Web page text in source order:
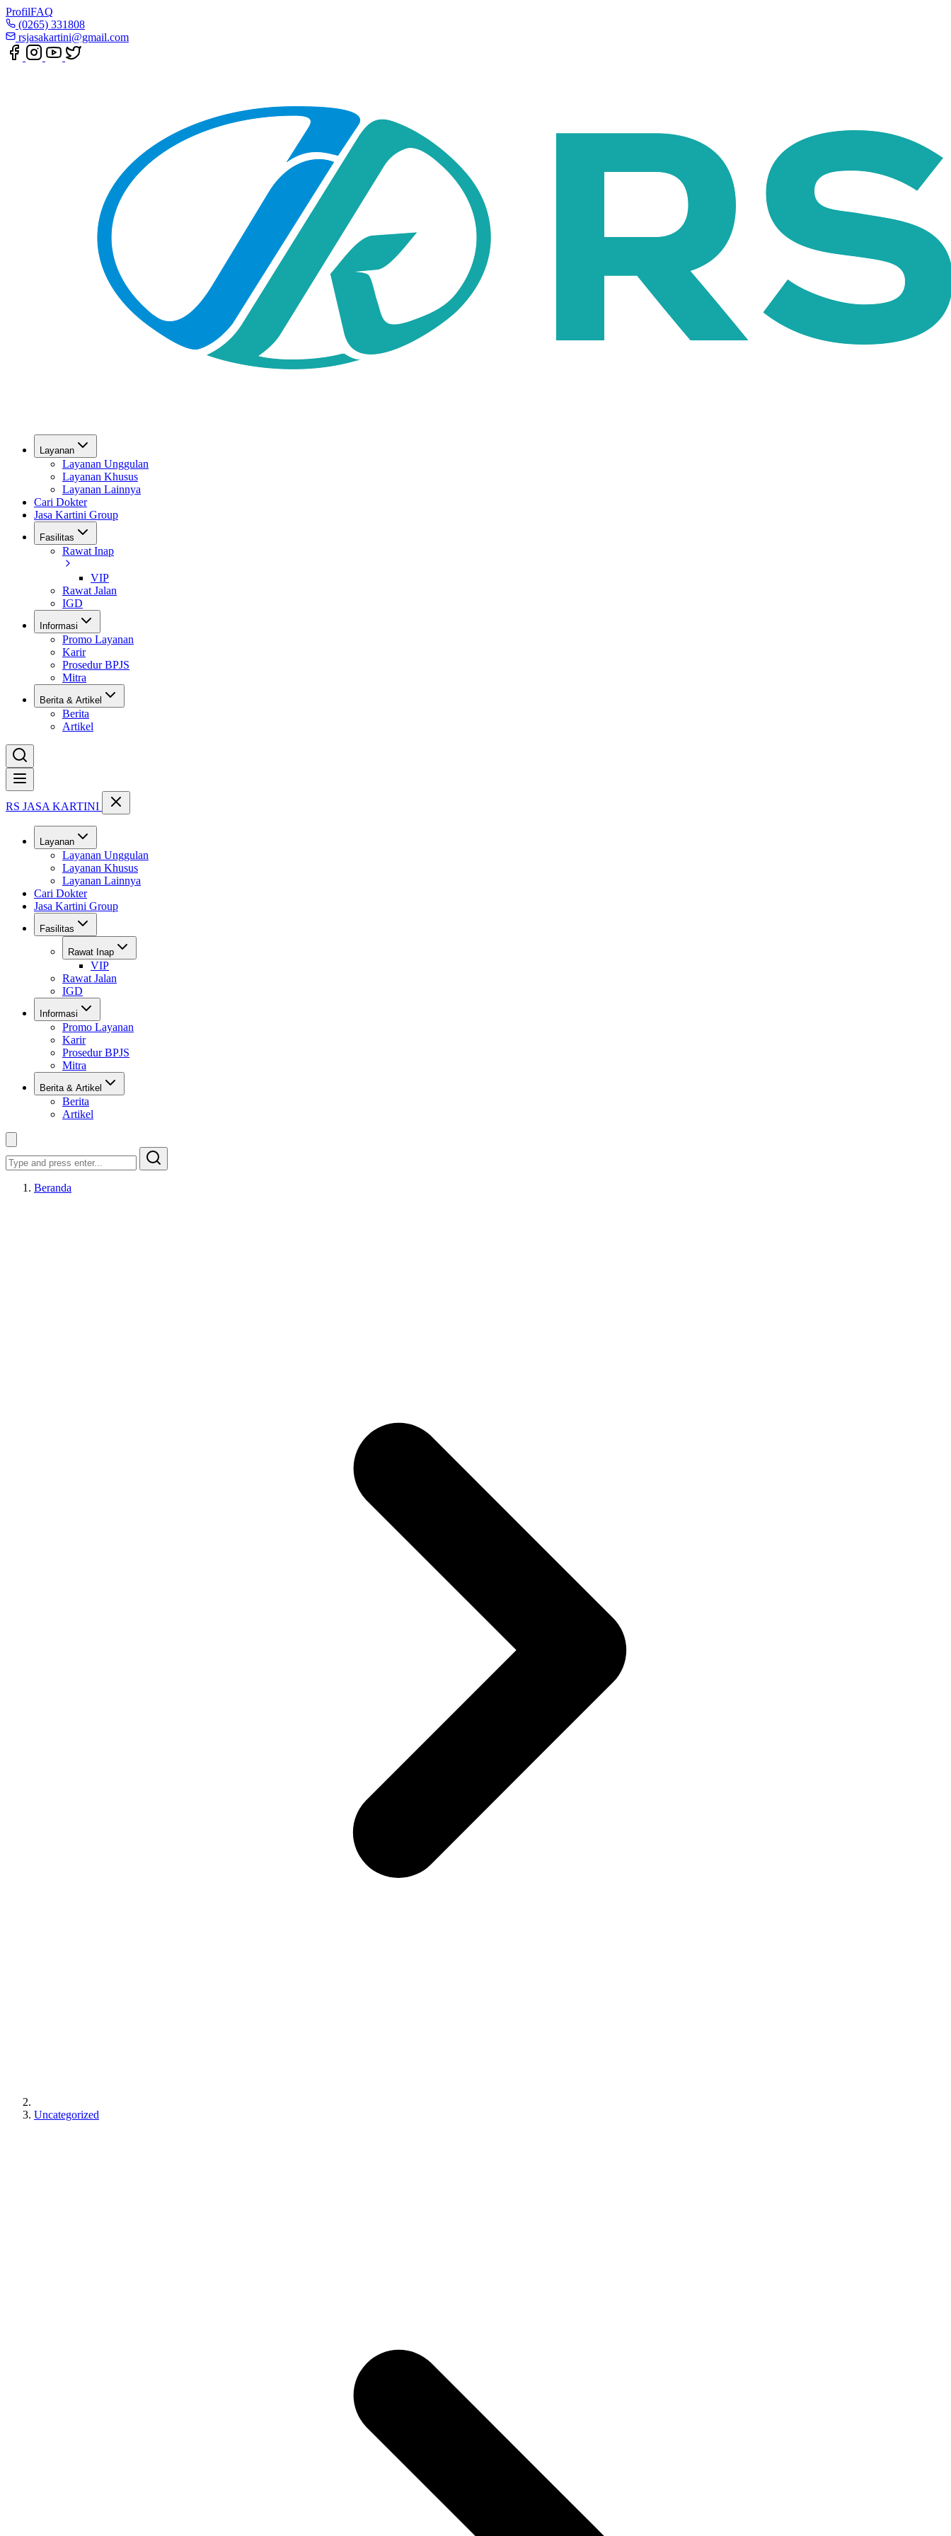
ProfilFAQ
(0265) 331808
rsjasakartini@gmail.com
Layanan
Layanan Unggulan
Layanan Khusus
Layanan Lainnya
Cari Dokter
Jasa Kartini Group
Fasilitas
Rawat Inap
VIP
Rawat Jalan
IGD
Informasi
Promo Layanan
Karir
Prosedur BPJS
Mitra
Berita & Artikel
Berita
Artikel
Buka menu
RS JASA KARTINI
Layanan
Layanan Unggulan
Layanan Khusus
Layanan Lainnya
Cari Dokter
Jasa Kartini Group
Fasilitas
Rawat Inap
VIP
Rawat Jalan
IGD
Informasi
Promo Layanan
Karir
Prosedur BPJS
Mitra
Berita & Artikel
Berita
Artikel
Search
Beranda
Uncategorized